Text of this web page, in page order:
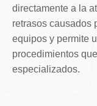
directamente a la
retrasos causados
equipos y permite
procedimientos
especializados.